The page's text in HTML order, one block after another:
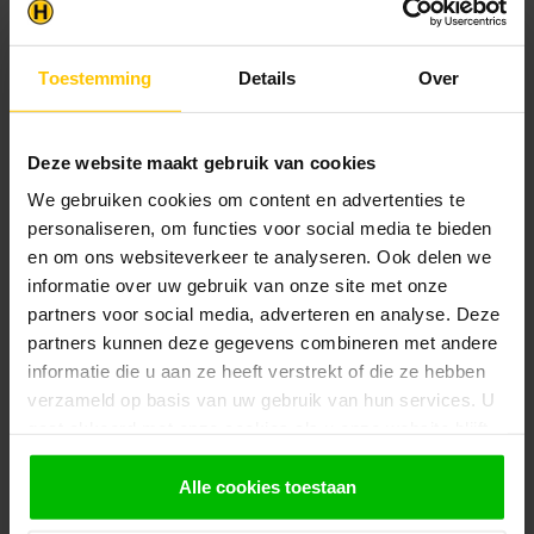
Toestemming Details Over
Deze website maakt gebruik van cookies
We gebruiken cookies om content en advertenties te
personaliseren, om functies voor social media te bieden
en om ons websiteverkeer te analyseren. Ook delen we
informatie over uw gebruik van onze site met onze
partners voor social media, adverteren en analyse. Deze
partners kunnen deze gegevens combineren met andere
informatie die u aan ze heeft verstrekt of die ze hebben
verzameld op basis van uw gebruik van hun services. U
gebruiken.
Alle cookies toestaan
Klantenservice
Heb je een vraag? Stel je vraag via onze chat,
contact op met de klantenservice
graag verder met het samenstellen van uw
bestelling.
Afhalen en zeker weten dan uw
producten aanwezig zijn?:
1. Voeg alle gewenste producten toe in de
winkelwagen.
2. Ga naar de “Mijn Winkelwagen” pagina.
afhalen in de winkel. Vermeld in het
Let op!